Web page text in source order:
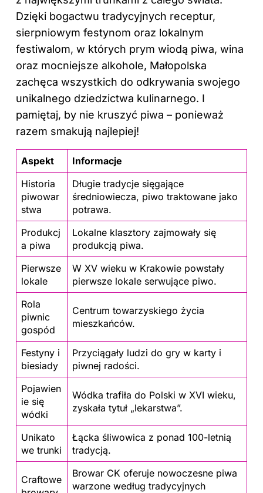
Dzięki bogactwu tradycyjnych receptur,
sierpniowym festynom oraz lokalnym
festiwalom, w których prym wiodą piwa, wina
oraz mocniejsze alkohole, Małopolska
zachęca wszystkich do odkrywania swojego
unikalnego dziedzictwa kulinarnego. I
pamiętaj, by nie kruszyć piwa – ponieważ
razem smakują najlepiej!
Aspekt
Informacje
Historia
piwowar
stwa
Długie tradycje sięgające
średniowiecza, piwo traktowane jako
potrawa.
Produkcj
a piwa
Lokalne klasztory zajmowały się
produkcją piwa.
Pierwsze
lokale
W XV wieku w Krakowie powstały
pierwsze lokale serwujące piwo.
Rola
piwnic
gospód
Centrum towarzyskiego życia
mieszkańców.
Festyny i
biesiady
Przyciągały ludzi do gry w karty i
piwnej radości.
Pojawien
ie się
wódki
Wódka trafiła do Polski w XVI wieku,
zyskała tytuł „lekarstwa”.
Unikato
we trunki
Łącka śliwowica z ponad 100-letnią
tradycją.
Craftowe
Browar CK oferuje nowoczesne piwa
warzone według tradycyjnych